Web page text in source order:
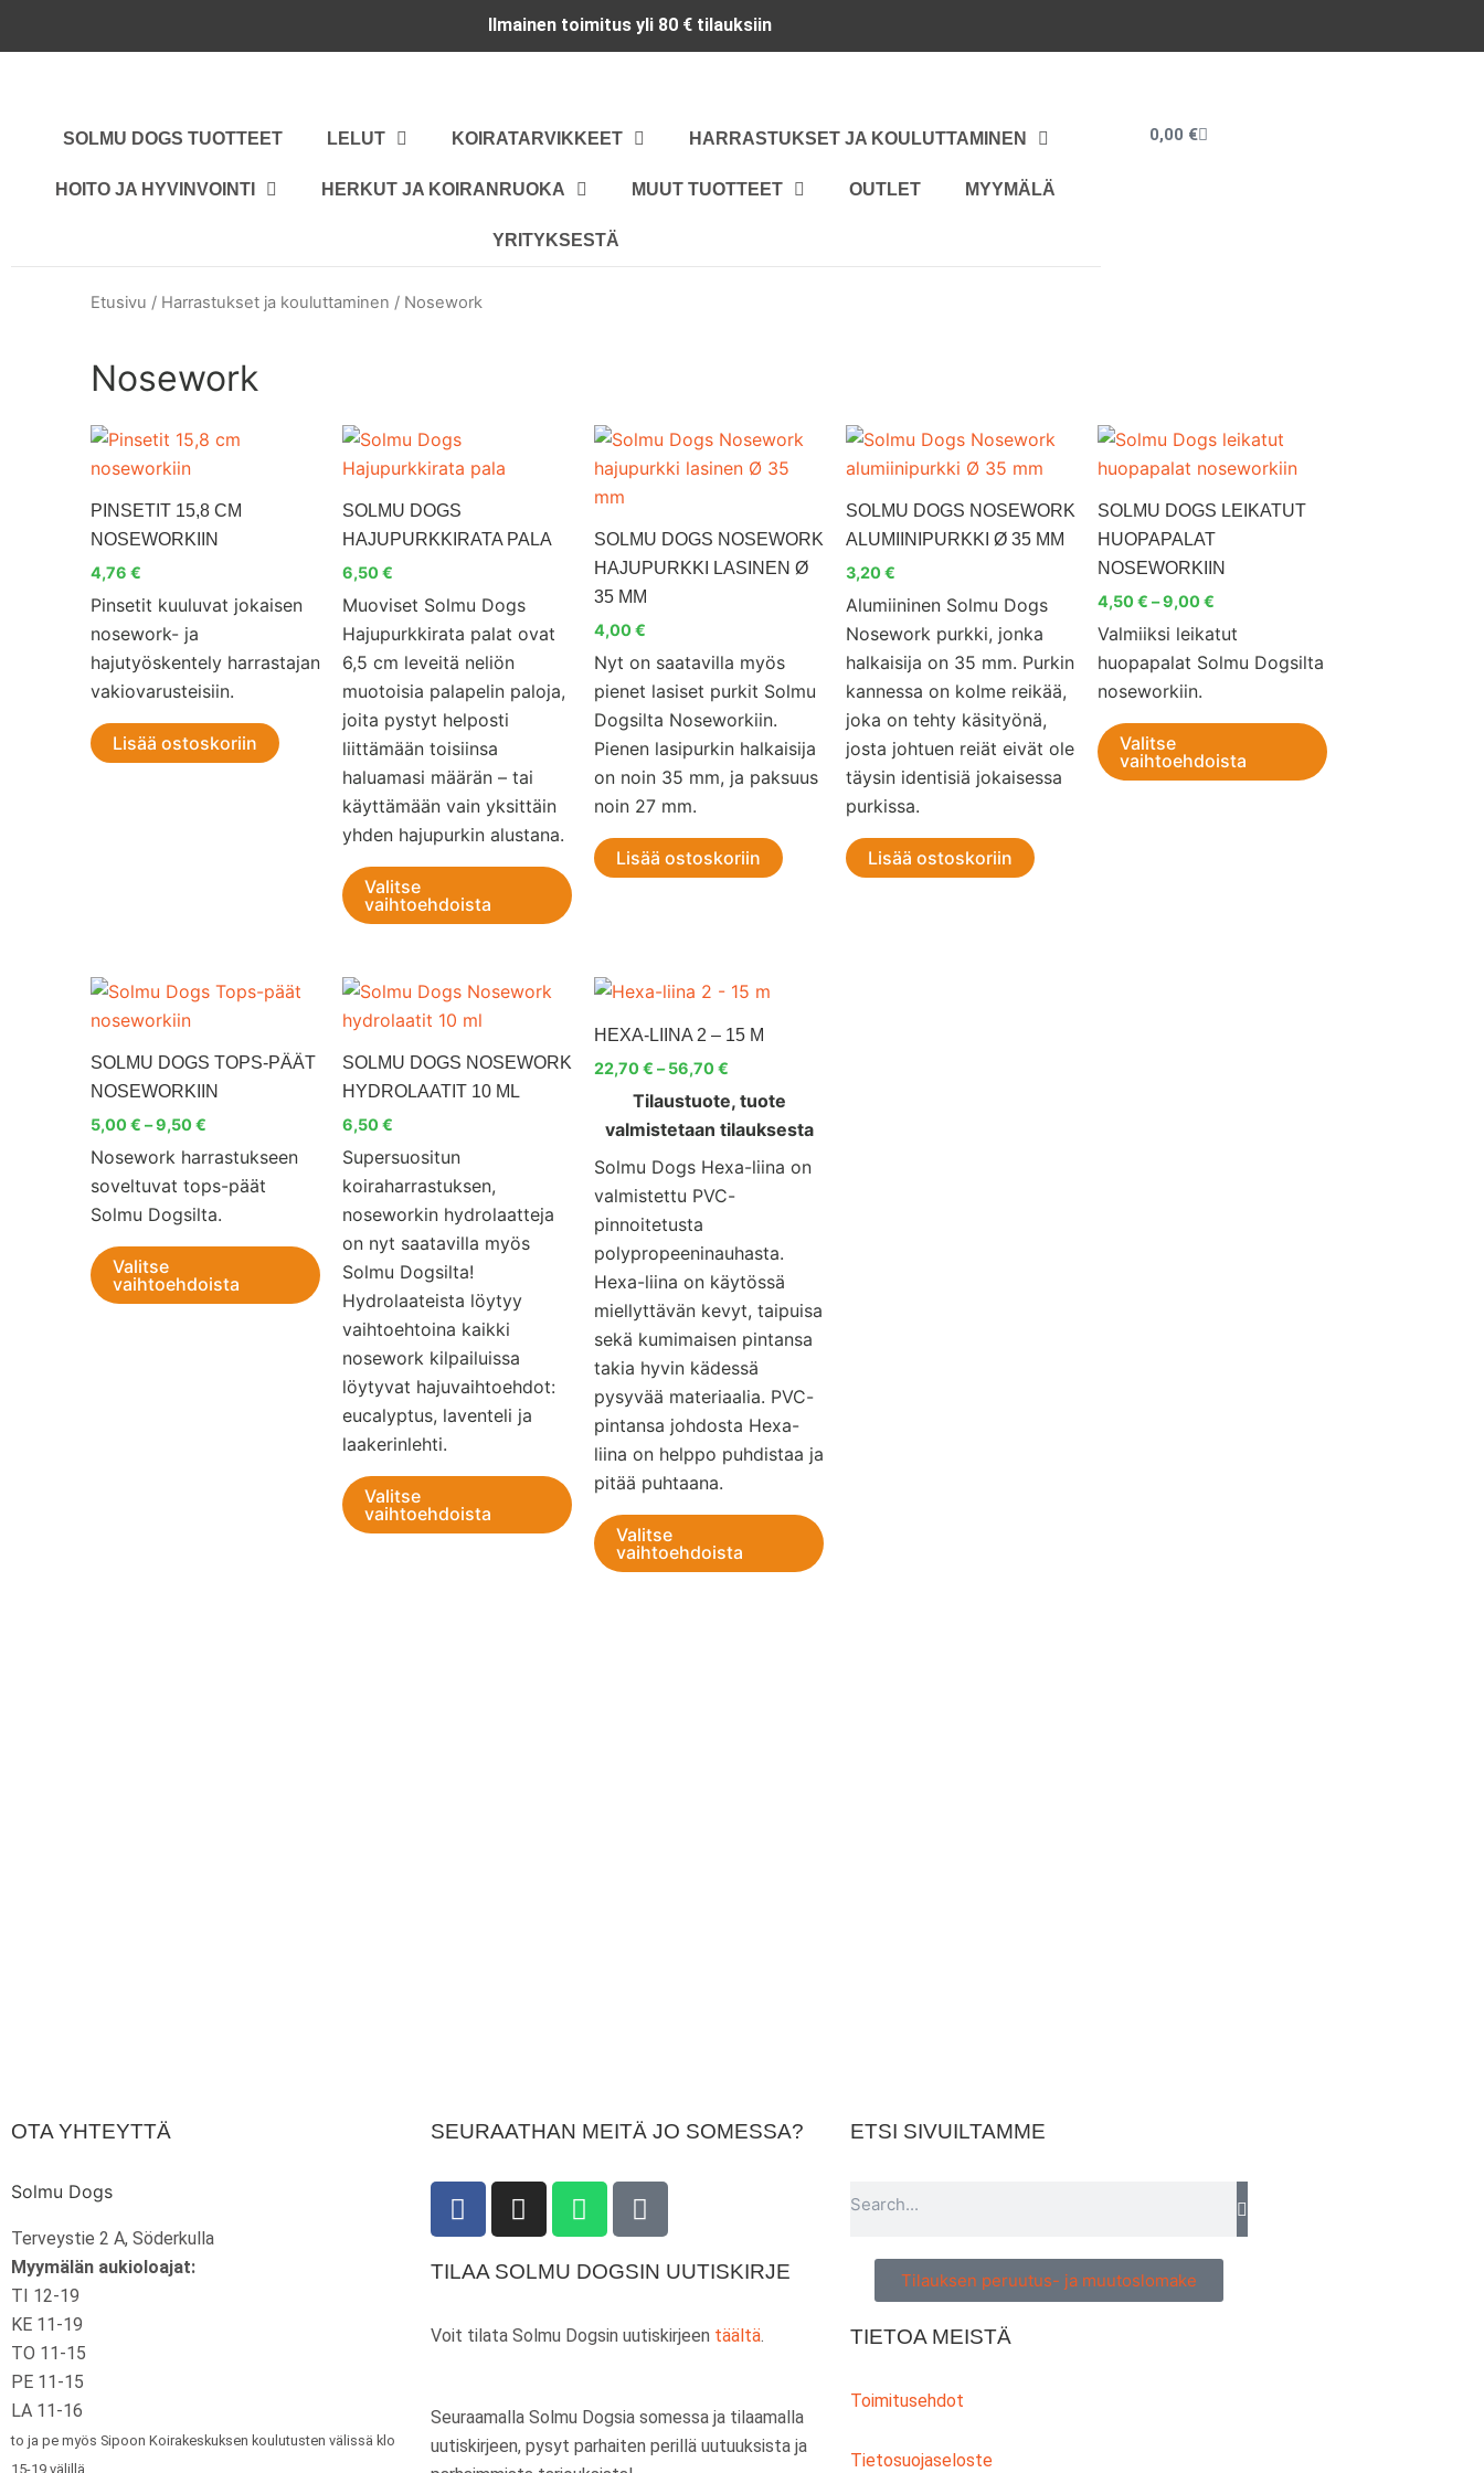
Ilmainen toimitus yli 80 € tilauksiin
SOLMU DOGS TUOTTEET LELUT KOIRATARVIKKEET HARRASTUKSET JA KOULUTTAMINEN
HOITO JA HYVINVOINTI HERKUT JA KOIRANRUOKA MUUT TUOTTEET OUTLET MYYMÄLÄ
YRITYKSESTÄ
0,00 €Cart
Etusivu / Harrastukset ja kouluttaminen / Nosework
Nosework
PINSETIT 15,8 CM
NOSEWORKIIN
4,76 €
Pinsetit kuuluvat jokaisen
nosework- ja
hajutyöskentely harrastajan
vakiovarusteisiin.
Lisää ostoskoriin
SOLMU DOGS
HAJUPURKKIRATA PALA
6,50€
Muoviset Solmu Dogs
Hajupurkkirata palat ovat
6,5 cm leveitä neliön
muotoisia palapelin paloja,
joita pystyt helposti
liittämään toisiinsa
haluamasi määrän – tai
käyttämään vain yksittäin
yhden hajupurkin alustana.
Valitse
vaihtoehdoista
Tällä
tuotteella
muunnelma.
Voit
tehdä
valinnat
tuotteen
sivulla.
SOLMU DOGS NOSEWORK
HAJUPURKKI LASINEN Ø
35 MM
4,00€
Nyt on saatavilla myös
pienet lasiset purkit Solmu
Dogsilta Noseworkiin.
Pienen lasipurkin halkaisija
on noin 35 mm, ja paksuus
noin 27 mm.
Lisää ostoskoriin
SOLMU DOGS NOSEWORK
ALUMIINIPURKKI Ø 35 MM
3,20€
Alumiininen Solmu Dogs
Nosework purkki, jonka
halkaisija on 35 mm. Purkin
kannessa on kolme reikää,
joka on tehty käsityönä,
josta johtuen reiät eivät ole
täysin identisiä jokaisessa
purkissa.
Lisää ostoskoriin
SOLMU DOGS LEIKATUT
HUOPAPALAT
NOSEWORKIIN
4,50€ –9,00€
Hintaluokka:
4,50 €
-
Valmiiksi leikatut
huopapalat Solmu Dogsilta
noseworkiin.
Valitse
vaihtoehdoista
SOLMU DOGS TOPS-PÄÄT
NOSEWORKIIN
5,00€ –9,50€
Hintaluokka:
5,00 €
Nosework harrastukseen
soveltuvat tops-päät
Solmu Dogsilta.
Valitse
vaihtoehdoista
Tällä
tuotteella
useampi
muunnelma.
Voit
tehdä
valinnat
tuotteen
sivulla.
SOLMU DOGS NOSEWORK
HYDROLAATIT 10 ML
6,50€
Supersuositun
koiraharrastuksen,
noseworkin hydrolaatteja
on nyt saatavilla myös
Solmu Dogsilta!
Hydrolaateista löytyy
vaihtoehtoina kaikki
nosework kilpailuissa
löytyvat hajuvaihtoehdot:
eucalyptus, laventeli ja
laakerinlehti.
Valitse
vaihtoehdoista
Tällä
useampi
muunnelma.
tehdä
valinnat
tuotteen
sivulla.
HEXA-LIINA 2 – 15 M
22,70€ – 56,70€
Hintaluokka:
22,70 €
-
56,70 €
Tilaustuote, tuote
valmistetaan tilauksesta
Solmu Dogs Hexa-liina on
valmistettu PVC-
pinnoitetusta
polypropeeninauhasta.
Hexa-liina on käytössä
miellyttävän kevyt, taipuisa
sekä kumimaisen pintansa
takia hyvin kädessä
pysyvää materiaalia. PVC-
pintansa johdosta Hexa-
liina on helppo puhdistaa ja
pitää puhtaana.
Valitse
vaihtoehdoista
OTA YHTEYTTÄ
Solmu Dogs
Terveystie 2 A, Söderkulla
Myymälän aukioloajat:
TI 12-19
KE 11-19
TO 11-15
PE 11-15
LA 11-16
to ja pe myös Sipoon Koirakeskuksen koulutusten välissä klo
15-19 välillä
SEURAATHAN MEITÄ JO SOMESSA?
F
a
e
o
I
n
t
g
m
W
h
t
a
T
i
t
k
TILAA SOLMU DOGSIN UUTISKIRJE
Voit tilata Solmu Dogsin uutiskirjeen täältä.
Seuraamalla Solmu Dogsia somessa ja tilaamalla
uutiskirjeen, pysyt parhaiten perillä uutuuksista ja
ETSI SIVUILTAMME
Tilauksen peruutus- ja muutoslomake
TIETOA MEISTÄ
Toimitusehdot
Tietosuojaseloste